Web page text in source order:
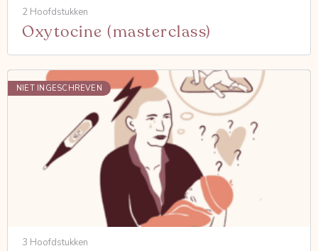
2 Hoofdstukken
Oxytocine (masterclass)
NIET INGESCHREVEN
3 Hoofdstukken